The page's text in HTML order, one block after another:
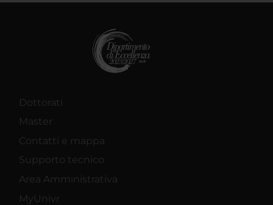
Dottorati
Master
Contatti e mappa
Supporto tecnico
Area Amministrativa
MyUnivr